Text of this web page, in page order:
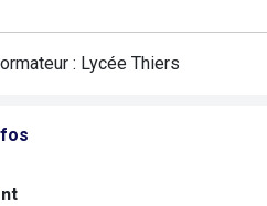
: Lycée Thiers